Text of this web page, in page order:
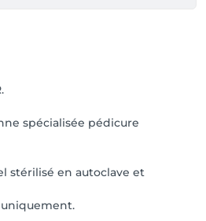
spécialisée pédicure
stérilisé en autoclave et